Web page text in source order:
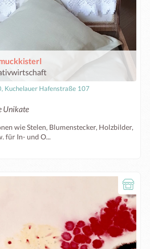
Kuchelauer Hafenstraße 107
Unikate
wie Stelen, Blumenstecker, Holzbilder,
für In- und O...